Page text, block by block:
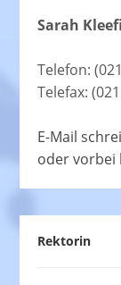
Sarah
Telefon:
Telefax:
E-Mail
oder vorbei
Rektorin